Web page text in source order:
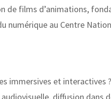
de films d’animations,
numérique au Centre
immersives et interactives